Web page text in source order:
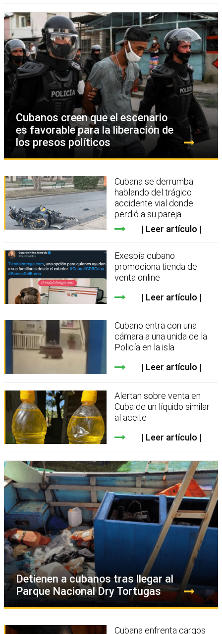
Cubanos creen que el escenario
es favorable para la liberación de
los presos políticos
Cubana se derrumba
hablando del trágico
accidente vial donde
perdió a su pareja
Leer artículo
Exespía cubano
promociona tienda de
venta online
Leer artículo
Cubano entra con una
cámara a una unida de la
Policía en la isla
Leer artículo
Alertan sobre venta en
Cuba de un líquido similar
al aceite
Leer artículo
Detienen a cubanos tras llegar al
Parque Nacional Dry Tortugas
Cubana enfrenta cargos